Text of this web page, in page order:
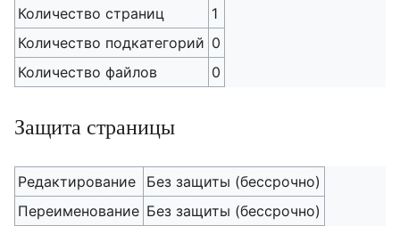
Количество страниц
1
Количество подкатегорий 0
Количество файлов
0
Защита страницы
Редактирование
Без защиты (бессрочно)
Переименование Без защиты (бессрочно)